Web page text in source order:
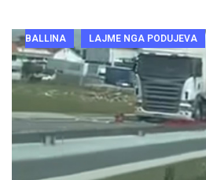
BALLINA LAJME NGA PODUJEVA